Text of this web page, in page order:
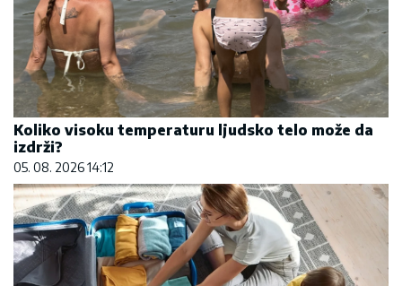
Koliko visoku temperaturu ljudsko telo može da
izdrži?
05. 08. 2026 14:12